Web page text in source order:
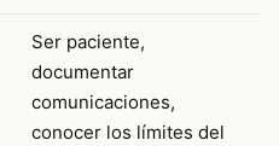
Ser paciente,
documentar
comunicaciones,
conocer los límites del